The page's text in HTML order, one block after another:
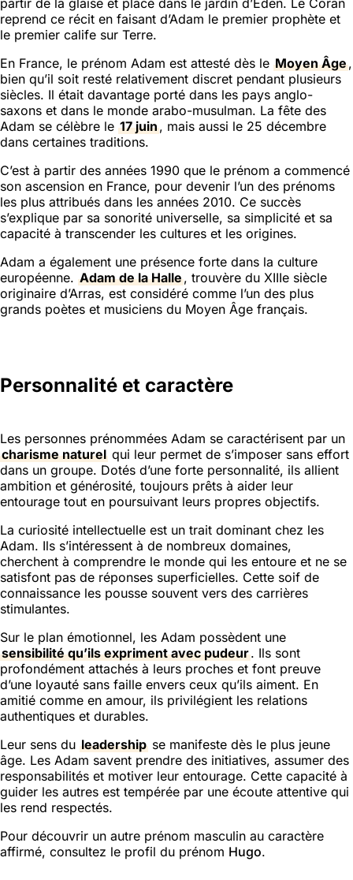
reprend ce récit en faisant d’Adam le premier prophète et
le premier calife sur Terre.
En France, le prénom Adam est attesté dès le Moyen Âge,
bien qu’il soit resté relativement discret pendant plusieurs
siècles. Il était davantage porté dans les pays anglo-
saxons et dans le monde arabo-musulman. La fête des
Adam se célèbre le 17 juin, mais aussi le 25 décembre
dans certaines traditions.
C’est à partir des années 1990 que le prénom a commencé
son ascension en France, pour devenir l’un des prénoms
les plus attribués dans les années 2010. Ce succès
s’explique par sa sonorité universelle, sa simplicité et sa
capacité à transcender les cultures et les origines.
Adam a également une présence forte dans la culture
européenne. Adam de la Halle, trouvère du XIIIe siècle
originaire d’Arras, est considéré comme l’un des plus
grands poètes et musiciens du Moyen Âge français.
Personnalité et caractère
Les personnes prénommées Adam se caractérisent par un
charisme naturel qui leur permet de s’imposer sans effort
dans un groupe. Dotés d’une forte personnalité, ils allient
ambition et générosité, toujours prêts à aider leur
entourage tout en poursuivant leurs propres objectifs.
La curiosité intellectuelle est un trait dominant chez les
Adam. Ils s’intéressent à de nombreux domaines,
cherchent à comprendre le monde qui les entoure et ne se
satisfont pas de réponses superficielles. Cette soif de
connaissance les pousse souvent vers des carrières
stimulantes.
Sur le plan émotionnel, les Adam possèdent une
sensibilité qu’ils expriment avec pudeur. Ils sont
profondément attachés à leurs proches et font preuve
d’une loyauté sans faille envers ceux qu’ils aiment. En
amitié comme en amour, ils privilégient les relations
authentiques et durables.
Leur sens du leadership se manifeste dès le plus jeune
âge. Les Adam savent prendre des initiatives, assumer des
responsabilités et motiver leur entourage. Cette capacité à
guider les autres est tempérée par une écoute attentive qui
les rend respectés.
Pour découvrir un autre prénom masculin au caractère
affirmé, consultez le profil du prénom Hugo.